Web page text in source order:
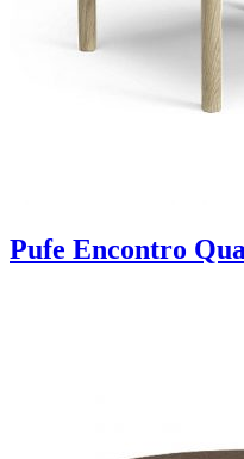
Pufe Encontro